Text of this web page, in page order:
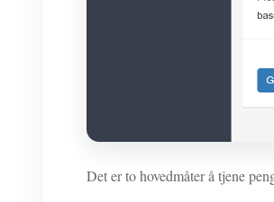
Det er to hovedmåter å tjene